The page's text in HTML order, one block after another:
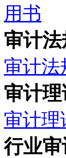
用书
审计
审计法
审计
审计理
行业